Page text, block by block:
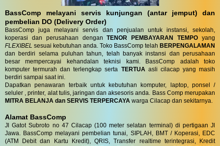
BassComp melayani servis kunjungan (antar jemput) dan
pembelian DO (Delivery Order)
BassComp juga melayani servis dan penjualan untuk instansi, sekolah,
koperasi dan perusahaan denganTENOR PEMBAYARAN TEMPO yang
FLEXIBEL sesuai kebutuhan anda. Toko BassComp telah BERPENGALAMAN
dan berdiri selama puluhan tahun, telah banyak instansi dan perusahaan
besar mempercayai kehandalan teknisi kami. BassComp adalah toko
komputer termurah dan terlengkap serta TERTUAasli cilacap yang masih
berdiri sampai saat ini.
Dapatkan penawaran terbaik untuk kebutuhan komputer, laptop, ponsel /
seluler , printer, alat tulis, jaringan dan aksesoris anda. Bass Comp merupakan
MITRA BELANJA dan SERVIS TERPERCAYA warga Cilacap dan sekitarnya.
Alamat BassComp
Jl Gatot Subroto no 47 Cilacap (100 meter selatan terminal) di pertigaan Jl
Jawa. BassComp melayani pembelian tunai, SIPLAH, BMT / Koperasi, EDC
(ATM Debit dan Kartu Kredit), QRIS, Transfer realtime terintegrasi, Kredit